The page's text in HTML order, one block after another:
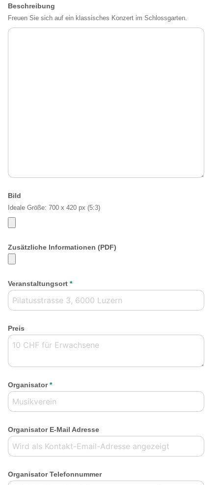
Beschreibung
Freuen Sie sich auf ein klassisches Konzert im Schlossgarten.
Bild
Ideale Größe: 700 x 420 px (5:3)
Zusätzliche Informationen (PDF)
Veranstaltungsort *
Preis
Organisator *
Organisator E-Mail Adresse
Organisator Telefonnummer